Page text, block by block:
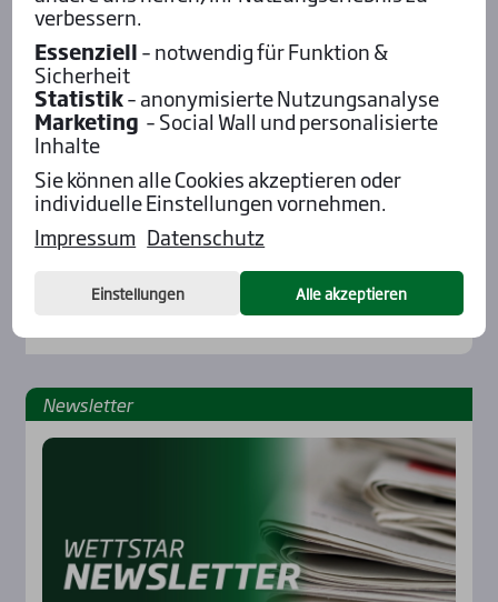
News­let­ter
verbessern.
Essenziell– notwendig für Funktion &
Sicherheit
Statistik– anonymisierte Nutzungsanalyse
Marketing – Social Wall und personalisierte
Inhalte
Sie können alle Cookies akzeptieren oder
individuelle Einstellungen vornehmen.
Impressum Datenschutz
Einstellungen Alle akzeptieren